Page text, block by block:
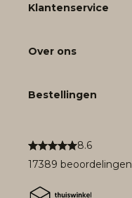
8.6
17389 beoordelingen
Klantenservice
Over ons
Bestellingen